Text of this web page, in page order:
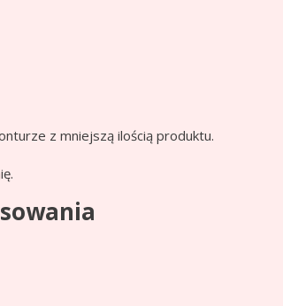
z mniejszą ilością produktu.